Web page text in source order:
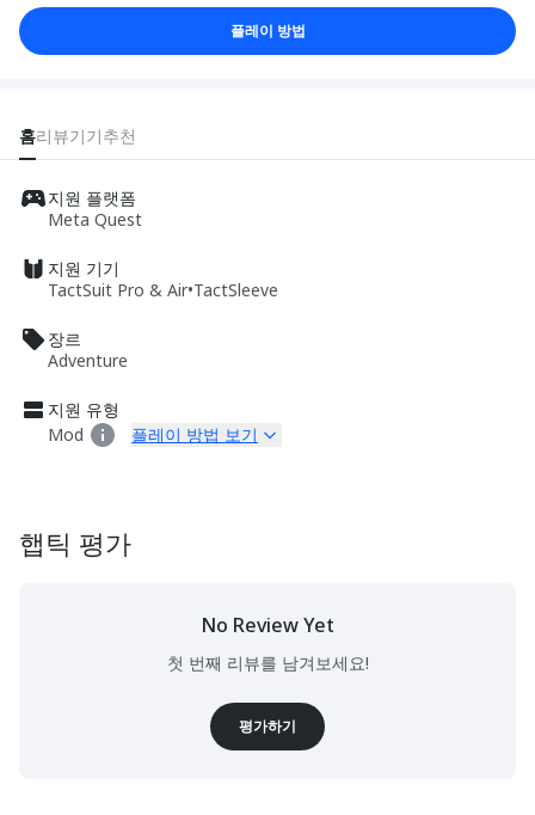
플레이 방법
홈리뷰기기추천
지원 플랫폼
Meta Quest
지원 기기
TactSuit Pro & Air•TactSleeve
장르
Adventure
지원 유형
Mod
플레이 방법 보기
햅틱 평가
No Review Yet
첫 번째 리뷰를 남겨보세요!
평가하기